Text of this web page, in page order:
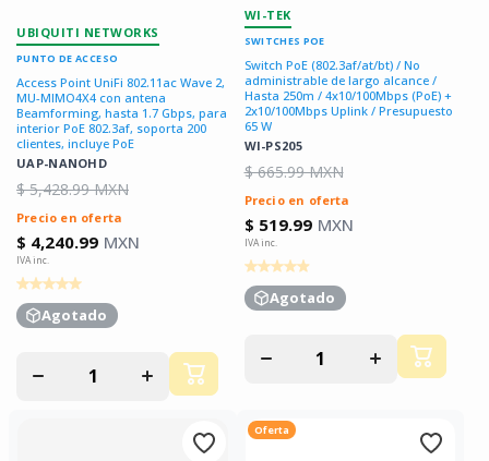
UBIQUITI NETWORKS
PUNTO DE ACCESO
UAP-NANOHD
Access Point UniFi 802.11ac Wave 2,
MU-MIMO4X4 con antena
Beamforming, hasta 1.7 Gbps, para
interior PoE 802.3af, soporta 200
clientes, incluye PoE
$ 5,428.99 MXN
Precio en oferta
$ 4,240.99 MXN
Agotado
cantidad
Aumentar
cantidad
para
WI-TEK
SWITCHES POE
WI-PS205
Switch PoE (802.3af/at/bt) / No
administrable de largo alcance /
Hasta 250m / 4x10/100Mbps (PoE) +
2x10/100Mbps Uplink / Presupuesto
65 W
$ 665.99 MXN
Precio en oferta
$ 519.99 MXN
Agotado
cantidad
Aumentar
cantidad
para
Oferta